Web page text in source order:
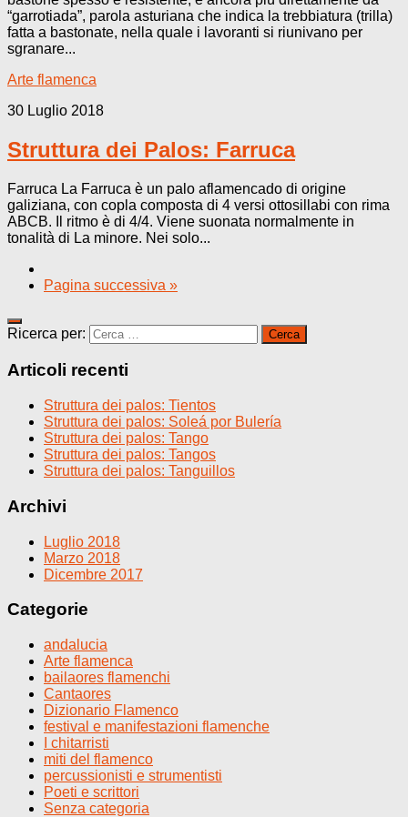
“garrotiada”, parola asturiana che indica la trebbiatura (trilla)
fatta a bastonate, nella quale i lavoranti si riunivano per
sgranare...
Arte flamenca
30 Luglio 2018
Struttura dei Palos: Farruca
Farruca La Farruca è un palo aflamencado di origine
galiziana, con copla composta di 4 versi ottosillabi con rima
ABCB. Il ritmo è di 4/4. Viene suonata normalmente in
tonalità di La minore. Nei solo...
Pagina successiva »
Ricerca per:
Articoli recenti
Struttura dei palos: Tientos
Struttura dei palos: Soleá por Bulería
Struttura dei palos: Tango
Struttura dei palos: Tangos
Struttura dei palos: Tanguillos
Archivi
Luglio 2018
Marzo 2018
Dicembre 2017
Categorie
andalucia
Arte flamenca
bailaores flamenchi
Cantaores
Dizionario Flamenco
festival e manifestazioni flamenche
I chitarristi
miti del flamenco
percussionisti e strumentisti
Poeti e scrittori
Senza categoria